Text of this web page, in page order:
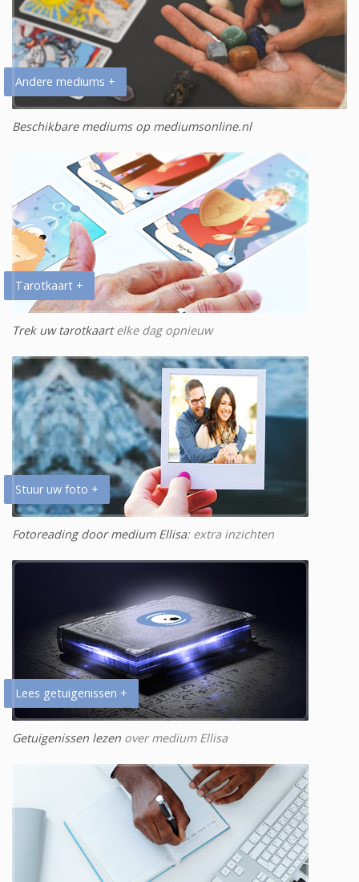
Andere mediums +
Beschikbare mediums op mediumsonline.nl
Tarotkaart +
Trek uw tarotkaartelke dag opnieuw
Stuur uw foto +
Fotoreading door medium Ellisa: extra inzichten
Lees getuigenissen +
Getuigenissen lezen over medium Ellisa